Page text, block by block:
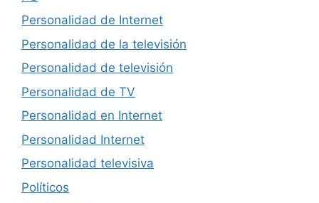
Personalidad de Internet
Personalidad de la televisión
Personalidad de televisión
Personalidad de TV
Personalidad en Internet
Personalidad Internet
Personalidad televisiva
Políticos